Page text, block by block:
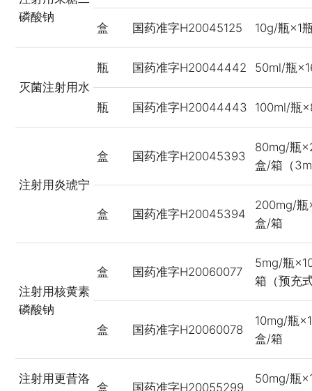
磷酸钠
盒 国药准字H20045125 10g/瓶×1
灭菌注射用水
瓶 国药准字H20044442 50ml/瓶
瓶 国药准字H20044443 100ml/瓶
注射用炎琥宁
盒 国药准字H20045393
80mg/瓶
盒/箱（
盒 国药准字H20045394
200mg/
盒/箱
注射用核黄素
磷酸钠
盒 国药准字H20060077
5mg/瓶
箱（预充
盒 国药准字H20060078
10mg/瓶
盒/箱
注射用更昔洛
盒 国药准字H20055299
50mg/瓶